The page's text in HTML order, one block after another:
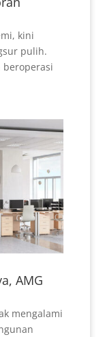
kini
pulih.
beroperasi
AMG
mengalami